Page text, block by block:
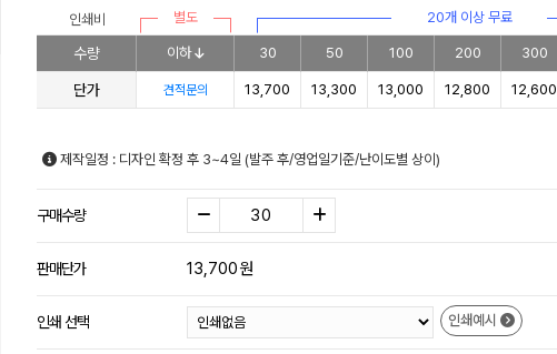
인쇄비 별도 20개 이상 무료
수량 이하 30 50 100 200 300
단가 견적문의 13,700 13,300 13,000 12,800 12,600
제작일정 : 디자인 확정 후 3~4일 (발주 후/영업일기준/난이도별 상이)
구매수량
판매단가 13,700원
인쇄 선택 인쇄예시